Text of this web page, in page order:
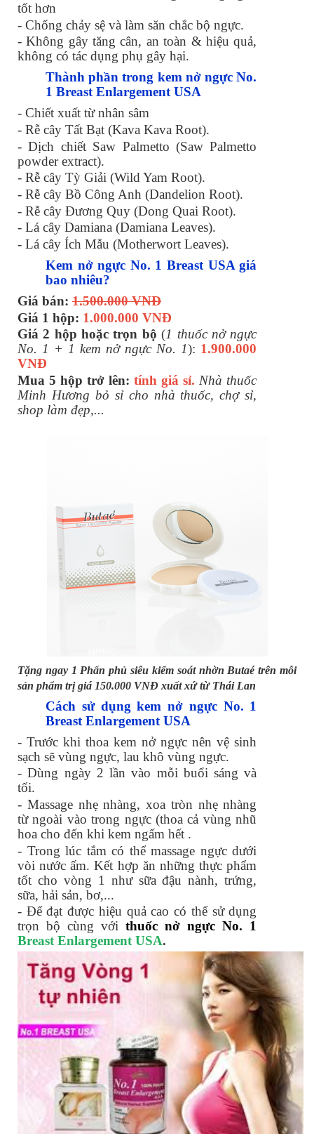
tốt hơn
- Chống chảy sệ và làm săn chắc bộ ngực.
- Không gây tăng cân, an toàn & hiệu quả,
không có tác dụng phụ gây hại.
Thành phần trong kem nở ngực No.
1 Breast Enlargement USA
- Chiết xuất từ nhân sâm
- Rễ cây Tất Bạt (Kava Kava Root).
- Dịch chiết Saw Palmetto (Saw Palmetto
powder extract).
- Rễ cây Tỳ Giải (Wild Yam Root).
- Rễ cây Bồ Công Anh (Dandelion Root).
- Rễ cây Đương Quy (Dong Quai Root).
- Lá cây Damiana (Damiana Leaves).
- Lá cây Ích Mẫu (Motherwort Leaves).
Kem nở ngực No. 1 Breast USA giá
bao nhiêu?
Giá bán: 1.500.000 VNĐ
Giá 1 hộp: 1.000.000 VNĐ
Giá 2 hộp hoặc trọn bộ(1 thuốc nở ngực
No. 1 + 1 kem nở ngực No. 1): 1.900.000
VNĐ
Mua 5 hộp trở lên: tính giá sỉ. Nhà thuốc
Minh Hương bỏ sỉ cho nhà thuốc, chợ sỉ,
shop làm đẹp,...
Tặng ngay 1 Phấn phủ siêu kiểm soát nhờn Butaé trên mỗi
sản phẩm trị giá 150.000 VNĐ xuất xứ từ Thái Lan
Cách sử dụng kem nở ngực No. 1
Breast Enlargement USA
- Trước khi thoa kem nở ngực nên vệ sinh
sạch sẽ vùng ngực, lau khô vùng ngực.
- Dùng ngày 2 lần vào mỗi buổi sáng và
tối.
- Massage nhẹ nhàng, xoa tròn nhẹ nhàng
từ ngoài vào trong ngực (thoa cả vùng nhũ
hoa cho đến khi kem ngấm hết .
- Trong lúc tắm có thể massage ngực dưới
vòi nước ấm. Kết hợp ăn những thực phẩm
tốt cho vòng 1 như sữa đậu nành, trứng,
sữa, hải sản, bơ,...
- Để đạt được hiệu quả cao có thể sử dụng
trọn bộ cùng vớithuốc nở ngực No. 1
Breast Enlargement USA.